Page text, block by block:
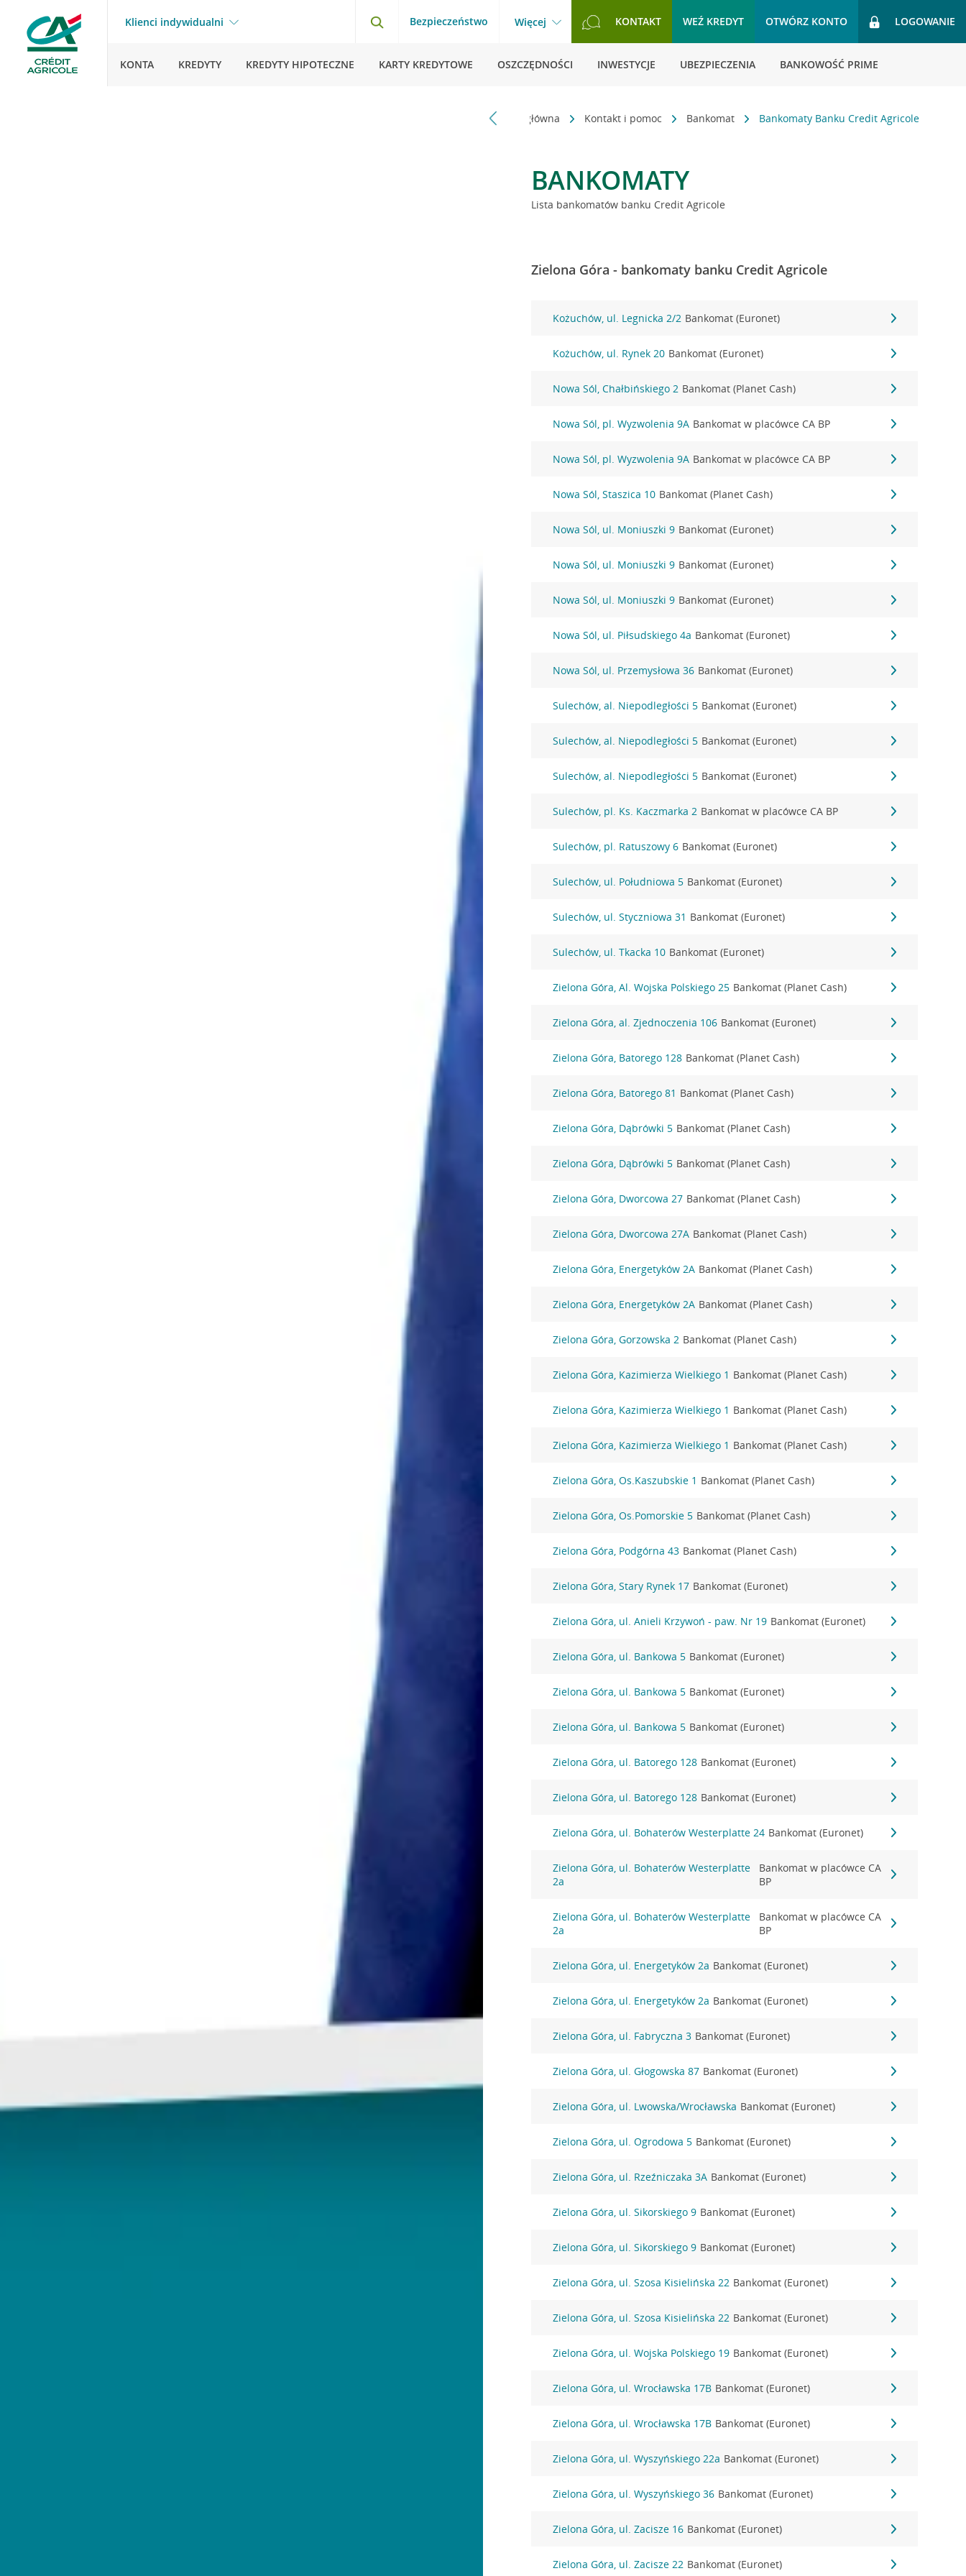
Klienci indywidualni Bezpieczeństwo Więcej KONTAKT WEŹ KREDYT OTWÓRZ KONTO LOGOWANIE
KONTA KREDYTY KREDYTY HIPOTECZNE KARTY KREDYTOWE OSZCZĘDNOŚCI INWESTYCJE UBEZPIECZENIA BANKOWOŚĆ PRIME
Strona główna Kontakt i pomoc Bankomat Bankomaty Banku Credit Agricole
BANKOMATY
Lista bankomatów banku Credit Agricole
Zielona Góra - bankomaty banku Credit Agricole
Kożuchów, ul. Legnicka 2/2 Bankomat (Euronet)
Kożuchów, ul. Rynek 20 Bankomat (Euronet)
Nowa Sól, Chałbińskiego 2 Bankomat (Planet Cash)
Nowa Sól, pl. Wyzwolenia 9A Bankomat w placówce CA BP
Nowa Sól, pl. Wyzwolenia 9A Bankomat w placówce CA BP
Nowa Sól, Staszica 10 Bankomat (Planet Cash)
Nowa Sól, ul. Moniuszki 9 Bankomat (Euronet)
Nowa Sól, ul. Moniuszki 9 Bankomat (Euronet)
Nowa Sól, ul. Moniuszki 9 Bankomat (Euronet)
Nowa Sól, ul. Piłsudskiego 4a Bankomat (Euronet)
Nowa Sól, ul. Przemysłowa 36 Bankomat (Euronet)
Sulechów, al. Niepodległości 5 Bankomat (Euronet)
Sulechów, al. Niepodległości 5 Bankomat (Euronet)
Sulechów, al. Niepodległości 5 Bankomat (Euronet)
Sulechów, pl. Ks. Kaczmarka 2 Bankomat w placówce CA BP
Sulechów, pl. Ratuszowy 6 Bankomat (Euronet)
Sulechów, ul. Południowa 5 Bankomat (Euronet)
Sulechów, ul. Styczniowa 31 Bankomat (Euronet)
Sulechów, ul. Tkacka 10 Bankomat (Euronet)
Zielona Góra, Al. Wojska Polskiego 25 Bankomat (Planet Cash)
Zielona Góra, al. Zjednoczenia 106 Bankomat (Euronet)
Zielona Góra, Batorego 128 Bankomat (Planet Cash)
Zielona Góra, Batorego 81 Bankomat (Planet Cash)
Zielona Góra, Dąbrówki 5 Bankomat (Planet Cash)
Zielona Góra, Dąbrówki 5 Bankomat (Planet Cash)
Zielona Góra, Dworcowa 27 Bankomat (Planet Cash)
Zielona Góra, Dworcowa 27A Bankomat (Planet Cash)
Zielona Góra, Energetyków 2A Bankomat (Planet Cash)
Zielona Góra, Energetyków 2A Bankomat (Planet Cash)
Zielona Góra, Gorzowska 2 Bankomat (Planet Cash)
Zielona Góra, Kazimierza Wielkiego 1 Bankomat (Planet Cash)
Zielona Góra, Kazimierza Wielkiego 1 Bankomat (Planet Cash)
Zielona Góra, Kazimierza Wielkiego 1 Bankomat (Planet Cash)
Zielona Góra, Os.Kaszubskie 1 Bankomat (Planet Cash)
Zielona Góra, Os.Pomorskie 5 Bankomat (Planet Cash)
Zielona Góra, Podgórna 43 Bankomat (Planet Cash)
Zielona Góra, Stary Rynek 17 Bankomat (Euronet)
Zielona Góra, ul. Anieli Krzywoń - paw. Nr 19 Bankomat (Euronet)
Zielona Góra, ul. Bankowa 5 Bankomat (Euronet)
Zielona Góra, ul. Bankowa 5 Bankomat (Euronet)
Zielona Góra, ul. Bankowa 5 Bankomat (Euronet)
Zielona Góra, ul. Batorego 128 Bankomat (Euronet)
Zielona Góra, ul. Batorego 128 Bankomat (Euronet)
Zielona Góra, ul. Bohaterów Westerplatte 24 Bankomat (Euronet)
Zielona Góra, ul. Bohaterów Westerplatte
2a
Bankomat w placówce CA
BP
Zielona Góra, ul. Bohaterów Westerplatte
2a
Bankomat w placówce CA
BP
Zielona Góra, ul. Energetyków 2a Bankomat (Euronet)
Zielona Góra, ul. Energetyków 2a Bankomat (Euronet)
Zielona Góra, ul. Fabryczna 3 Bankomat (Euronet)
Zielona Góra, ul. Głogowska 87 Bankomat (Euronet)
Zielona Góra, ul. Lwowska/Wrocławska Bankomat (Euronet)
Zielona Góra, ul. Ogrodowa 5 Bankomat (Euronet)
Zielona Góra, ul. Rzeźniczaka 3A Bankomat (Euronet)
Zielona Góra, ul. Sikorskiego 9 Bankomat (Euronet)
Zielona Góra, ul. Sikorskiego 9 Bankomat (Euronet)
Zielona Góra, ul. Szosa Kisielińska 22 Bankomat (Euronet)
Zielona Góra, ul. Szosa Kisielińska 22 Bankomat (Euronet)
Zielona Góra, ul. Wojska Polskiego 19 Bankomat (Euronet)
Zielona Góra, ul. Wrocławska 17B Bankomat (Euronet)
Zielona Góra, ul. Wrocławska 17B Bankomat (Euronet)
Zielona Góra, ul. Wyszyńskiego 22a Bankomat (Euronet)
Zielona Góra, ul. Wyszyńskiego 36 Bankomat (Euronet)
Zielona Góra, ul. Zacisze 16 Bankomat (Euronet)
Zielona Góra, ul. Zacisze 22 Bankomat (Euronet)